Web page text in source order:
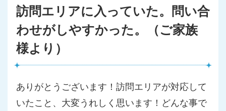
訪問エリアに入っていた。問い合
わせがしやすかった。（ご家族
様より）
ありがとうございます！訪問エリアが対応して
いたこと、大変うれしく思います！どんな事で